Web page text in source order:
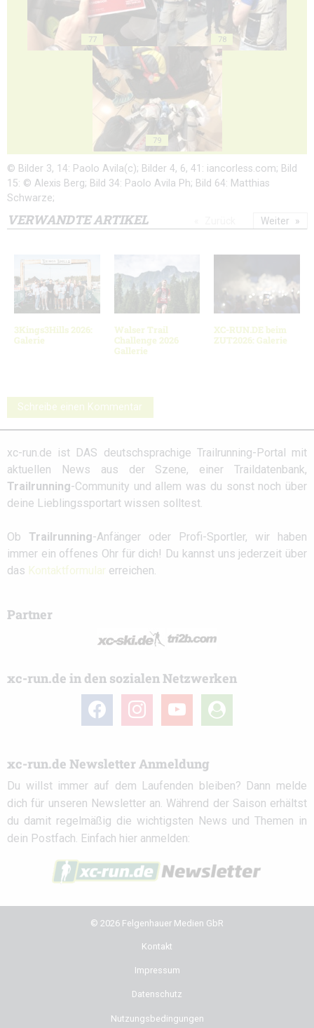
77 78
79
© Bilder 3, 14: Paolo Avila(c); Bilder 4, 6, 41: iancorless.com; Bild
15: © Alexis Berg; Bild 34: Paolo Avila Ph; Bild 64: Matthias
Schwarze;
VERWANDTE ARTIKEL
3Kings3Hills 2026:
Galerie
Walser Trail
Challenge 2026
Gallerie
XC-RUN.DE beim
ZUT2026: Galerie
Weiter
Schreibe einen Kommentar
xc-run.de ist DAS deutschsprachige Trailrunning-Portal mit
aktuellen News aus der Szene, einer Traildatenbank,
Trailrunning-Community und allem was du sonst noch über
deine Lieblingssportart wissen solltest.
Ob Trailrunning-Anfänger oder Profi-Sportler, wir haben
immer ein offenes Ohr für dich! Du kannst uns jederzeit über
das Kontaktformular erreichen.
Partner
xc-run.de in den sozialen Netzwerken
facebook instagramyoutube
user-
circle
xc-run.de Newsletter Anmeldung
Du willst immer auf dem Laufenden bleiben? Dann melde
dich für unseren Newsletter an. Während der Saison erhältst
du damit regelmäßig die wichtigsten News und Themen in
dein Postfach. Einfach hier anmelden:
© 2026 Felgenhauer Medien GbR
Kontakt
Impressum
Datenschutz
Nutzungsbedingungen